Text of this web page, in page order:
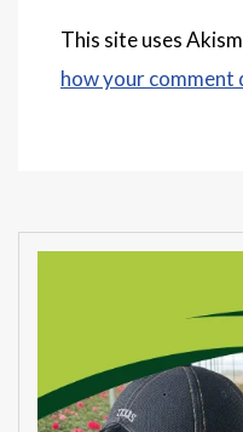
This site uses
how your comment